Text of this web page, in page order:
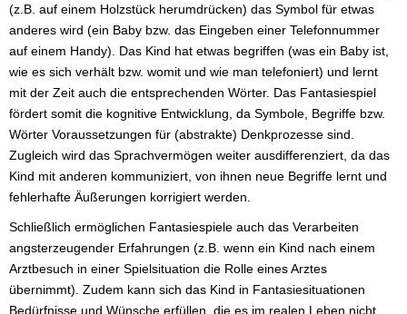
(z.B. auf einem Holzstück herumdrücken) das Symbol für etwas
anderes wird (ein Baby bzw. das Eingeben einer Telefonnummer
auf einem Handy). Das Kind hat etwas begriffen (was ein Baby ist,
wie es sich verhält bzw. womit und wie man telefoniert) und lernt
mit der Zeit auch die entsprechenden Wörter. Das Fantasiespiel
fördert somit die kognitive Entwicklung, da Symbole, Begriffe bzw.
Wörter Voraussetzungen für (abstrakte) Denkprozesse sind.
Zugleich wird das Sprachvermögen weiter ausdifferenziert, da das
Kind mit anderen kommuniziert, von ihnen neue Begriffe lernt und
fehlerhafte Äußerungen korrigiert werden.
Schließlich ermöglichen Fantasiespiele auch das Verarbeiten
angsterzeugender Erfahrungen (z.B. wenn ein Kind nach einem
Arztbesuch in einer Spielsituation die Rolle eines Arztes
übernimmt). Zudem kann sich das Kind in Fantasiesituationen
Bedürfnisse und Wünsche erfüllen, die es im realen Leben nicht